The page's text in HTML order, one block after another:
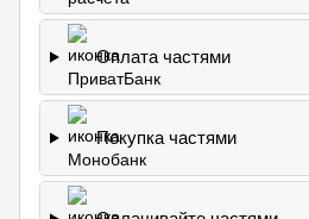
Оплата частями
Покупка частями